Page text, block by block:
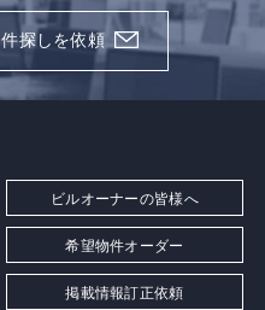
探しを依頼
ビルオーナーの皆様へ
希望物件オーダー
掲載情報訂正依頼